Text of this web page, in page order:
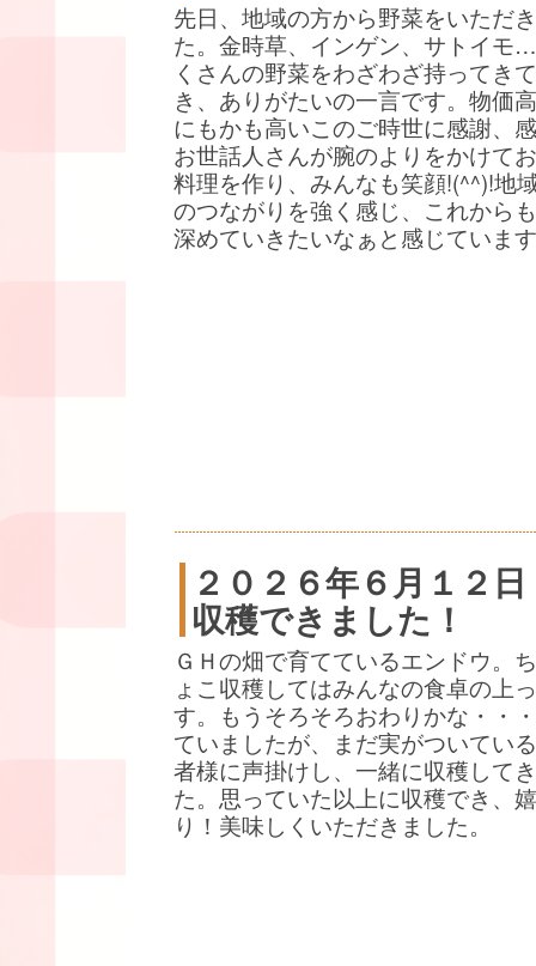
先日、地域の方から野菜をいただ
た。金時草、インゲン、サトイモ
くさんの野菜をわざわざ持ってき
き、ありがたいの一言です。物価
にもかも高いこのご時世に感謝、
お世話人さんが腕のよりをかけて
料理を作り、みんなも笑顔!(^^)!地
のつながりを強く感じ、これから
深めていきたいなぁと感じていま
２０２６年６月１２日
収穫できました！
ＧＨの畑で育てているエンドウ。
ょこ収穫してはみんなの食卓の上
す。もうそろそろおわりかな・・
ていましたが、まだ実がついてい
者様に声掛けし、一緒に収穫して
た。思っていた以上に収穫でき、
り！美味しくいただきました。